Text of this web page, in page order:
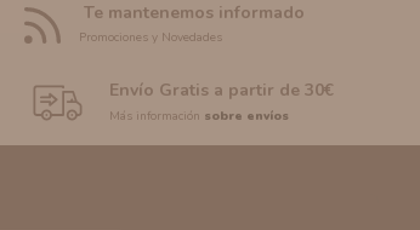
Te mantenemos informado
Promociones y Novedades
Envío Gratis a partir de 30€
Más información sobre envíos